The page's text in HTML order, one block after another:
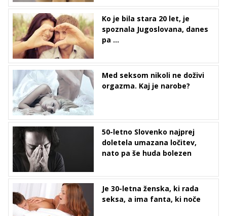
Ko je bila stara 20 let, je
spoznala Jugoslovana, danes
pa ...
Med seksom nikoli ne doživi
orgazma. Kaj je narobe?
50-letno Slovenko najprej
doletela umazana ločitev,
nato pa še huda bolezen
Je 30-letna ženska, ki rada
seksa, a ima fanta, ki noče